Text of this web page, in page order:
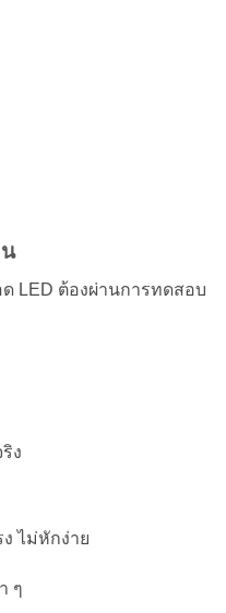
LED ต้องผ่านการทดสอบ
ง
ไม่หักง่าย
ๆ